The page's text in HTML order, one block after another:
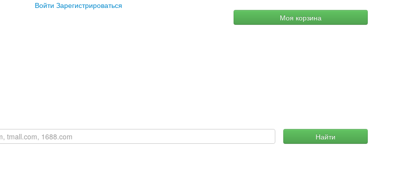
Войти Зарегистрироваться
Моя корзина
Найти